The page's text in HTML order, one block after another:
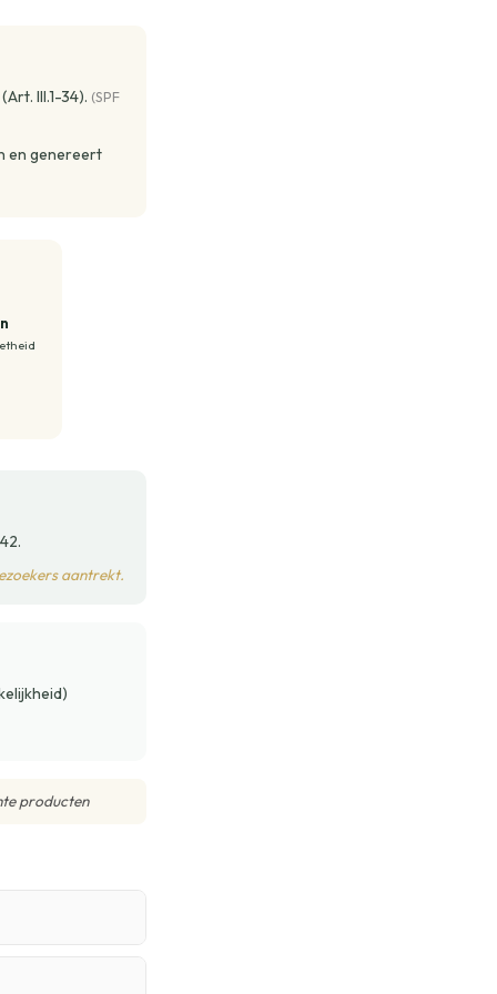
III.1-34). (SPF
en genereert
aantrekt.
producten